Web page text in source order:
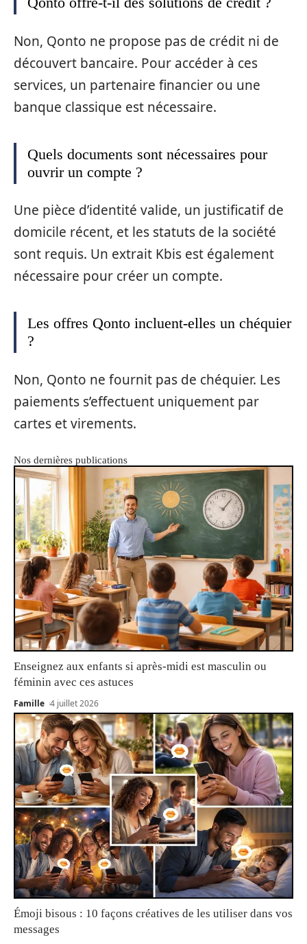
Non, Qonto ne propose pas de crédit ni de
découvert bancaire. Pour accéder à ces
services, un partenaire financier ou une
banque classique est nécessaire.
Quels documents sont nécessaires pour
ouvrir un compte ?
Une pièce d’identité valide, un justificatif de
domicile récent, et les statuts de la société
sont requis. Un extrait Kbis est également
nécessaire pour créer un compte.
Les offres Qonto incluent-elles un chéquier
?
Non, Qonto ne fournit pas de chéquier. Les
paiements s’effectuent uniquement par
cartes et virements.
Nos dernières publications
Enseignez aux enfants si après-midi est masculin ou
féminin avec ces astuces
Famille 4 juillet 2026
Émoji bisous : 10 façons créatives de les utiliser dans vos
messages